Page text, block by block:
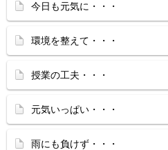
今日も元気に・・・
環境を整えて・・・
授業の工夫・・・
元気いっぱい・・・
雨にも負けず・・・